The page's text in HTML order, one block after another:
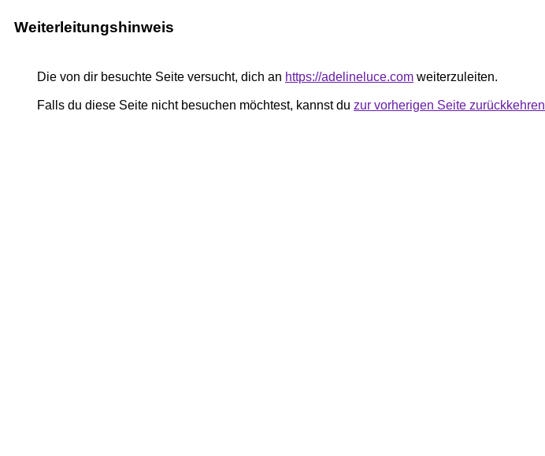
Weiterleitungshinweis
Die von dir besuchte Seite versucht, dich an https://adelineluce.com weiterzuleiten.
Falls du diese Seite nicht besuchen möchtest, kannst du zur vorherigen Seite zurückkehren